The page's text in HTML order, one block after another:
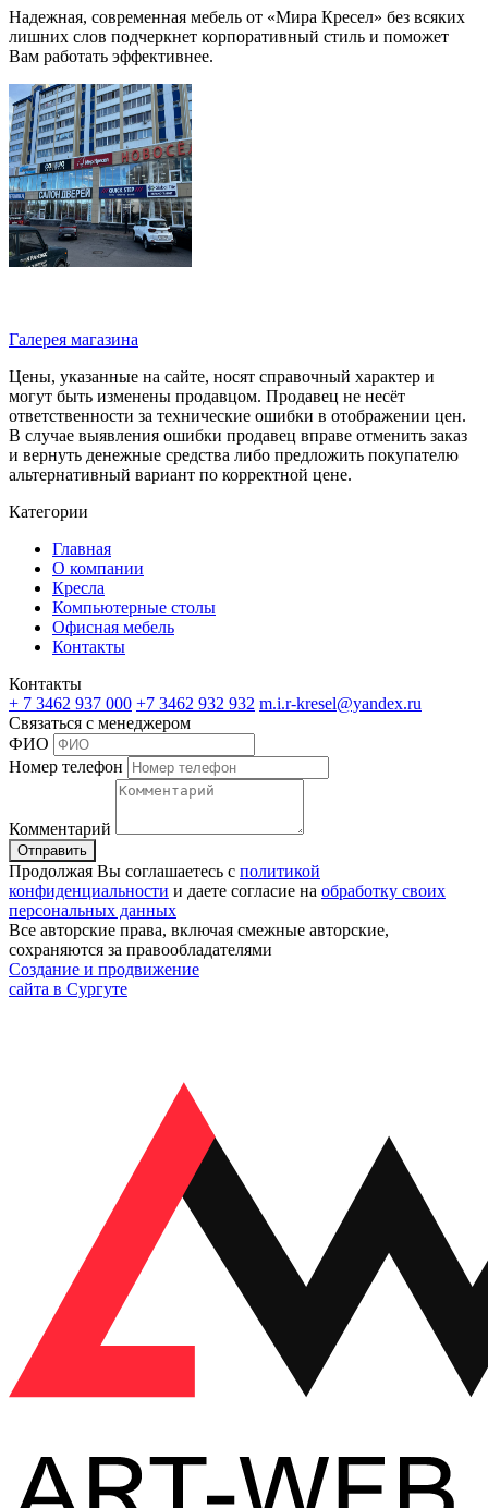
Надежная, современная мебель от «Мира Кресел» без всяких
лишних слов подчеркнет корпоративный стиль и поможет
Вам работать эффективнее.
Галерея магазина
Цены, указанные на сайте, носят справочный характер и
могут быть изменены продавцом. Продавец не несёт
ответственности за технические ошибки в отображении цен.
В случае выявления ошибки продавец вправе отменить заказ
и вернуть денежные средства либо предложить покупателю
альтернативный вариант по корректной цене.
Категории
Главная
О компании
Кресла
Компьютерные столы
Офисная мебель
Контакты
Контакты
+ 7 3462 937 000 +7 3462 932 932 m.i.r-kresel@yandex.ru
Связаться с менеджером
ФИО
Номер телефон
Комментарий
Отправить
Продолжая Вы соглашаетесь с политикой
конфиденциальности и даете согласие на обработку своих
персональных данных
Все авторские права, включая смежные авторские,
сохраняются за правообладателями
Создание и продвижение
сайта в Сургуте